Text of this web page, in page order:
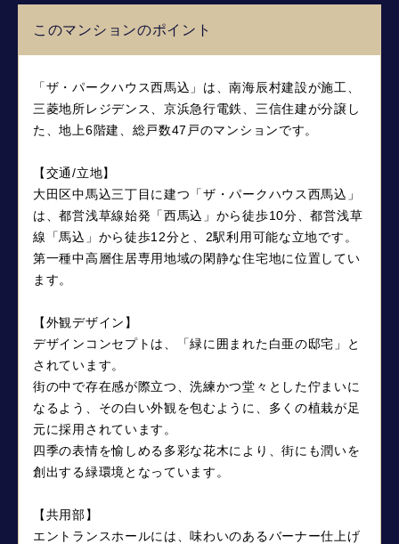
このマンションのポイント
「ザ・パークハウス西馬込」は、南海辰村建設が施工、
三菱地所レジデンス、京浜急行電鉄、三信住建が分譲し
た、地上6階建、総戸数47戸のマンションです。
【交通/立地】
大田区中馬込三丁目に建つ「ザ・パークハウス西馬込」
は、都営浅草線始発「西馬込」から徒歩10分、都営浅草
線「馬込」から徒歩12分と、2駅利用可能な立地です。
第一種中高層住居専用地域の閑静な住宅地に位置してい
ます。
【外観デザイン】
デザインコンセプトは、「緑に囲まれた白亜の邸宅」と
されています。
街の中で存在感が際立つ、洗練かつ堂々とした佇まいに
なるよう、その白い外観を包むように、多くの植栽が足
元に採用されています。
四季の表情を愉しめる多彩な花木により、街にも潤いを
創出する緑環境となっています。
【共用部】
エントランスホールには、味わいのあるバーナー仕上げ